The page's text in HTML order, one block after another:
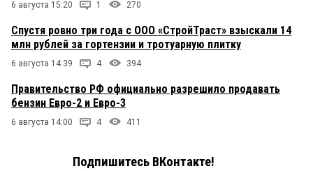
6 августа 15:20 1 270
Спустя ровно три года с ООО «СтройТраст» взыскали 14
млн рублей за гортензии и тротуарную плитку
6 августа 14:39 4 394
Правительство РФ официально разрешило продавать
бензин Евро-2 и Евро-3
6 августа 14:00 4 411
Подпишитесь ВКонтакте!